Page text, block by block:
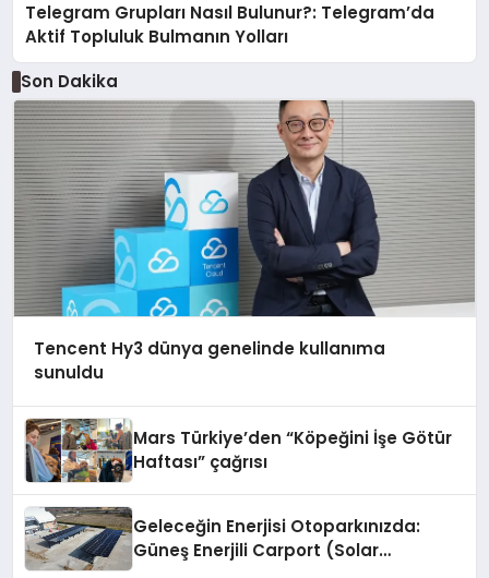
Telegram Grupları Nasıl Bulunur?: Telegram’da
Aktif Topluluk Bulmanın Yolları
Son Dakika
Tencent Hy3 dünya genelinde kullanıma
sunuldu
Mars Türkiye’den “Köpeğini İşe Götür
Haftası” çağrısı
Geleceğin Enerjisi Otoparkınızda:
Güneş Enerjili Carport (Solar